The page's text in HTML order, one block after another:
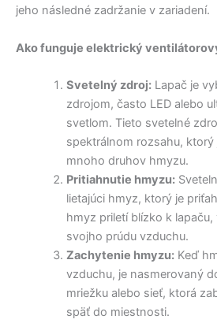
jeho následné zadržanie v zariadení.
Ako funguje elektrický
Svetelný zdroj:Lapač je
zdrojom, často LED alebo
svetlom. Tieto svetelné
spektrálnom rozsahu,
mnoho druhov hmyzu.
Pritiahnutie hmyzu:
lietajúci hmyz, ktorý je
hmyz priletí blízko k
svojho prúdu vzduchu.
Zachytenie hmyzu:Keď
vzduchu, je nasmerovaný
mriežku alebo sieť, ktorá
späť do miestnosti.